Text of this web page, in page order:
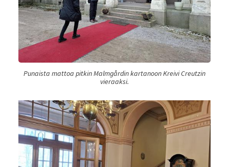
Punaista mattoa pitkin Malmgårdin kartanoon Kreivi Creutzin
vieraaksi.